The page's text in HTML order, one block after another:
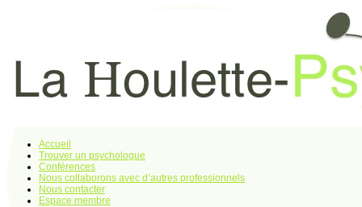
Accueil
Trouver un psychologue
Conférences
Nous collaborons avec d’autres professionnels
Nous contacter
Espace membre